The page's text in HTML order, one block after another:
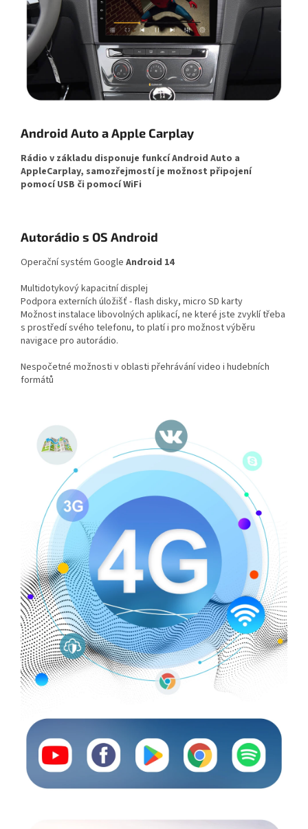
Android Auto a Apple Carplay
Rádio v základu disponuje funkcí Android Auto a
AppleCarplay, samozřejmostí je možnost připojení
pomocí USB či pomocí WiFi
Autorádio s OS Android
Operační systém Google Android 14
Multidotykový kapacitní displej
Podpora externích úložišť - flash disky, micro SD karty
Možnost instalace libovolných aplikací, ne které jste zvyklí třeba
s prostředí svého telefonu, to platí i pro možnost výběru
navigace pro autorádio.
Nespočetné možnosti v oblasti přehrávání video i hudebních
formátů